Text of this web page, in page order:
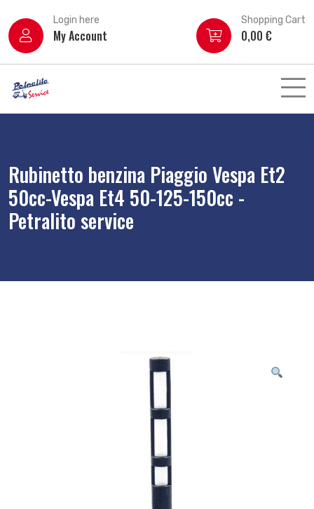
Login here
My Account
Shopping Cart
0,00 €
Rubinetto benzina Piaggio Vespa Et2
50cc-Vespa Et4 50-125-150cc -
Petralito service